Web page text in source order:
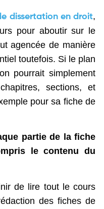
dissertation en droit,
pour aboutir sur le
agencée de manière
toutefois. Si le plan
pourrait simplement
sections, et
pour sa fiche de
partie de la fiche
le contenu du
de lire tout le cours
des fiches de